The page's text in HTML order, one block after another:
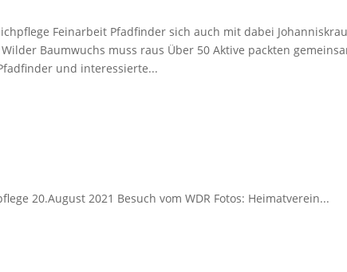
Feinarbeit Pfadfinder sich auch mit dabei
Baumwuchs muss raus Über 50 Aktive packten
und interessierte...
20.August 2021 Besuch vom WDR Fotos: Heimatverein...